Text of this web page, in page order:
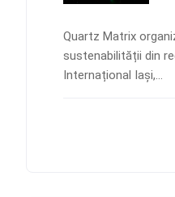
Quartz Matrix
sustenabilității din
Internațional Iași,...